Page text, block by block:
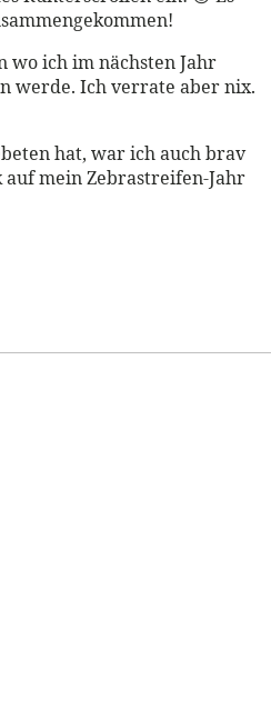
wo ich im nächsten Jahr
werde. Ich verrate aber nix.
hat, war ich auch brav
mein Zebrastreifen-Jahr